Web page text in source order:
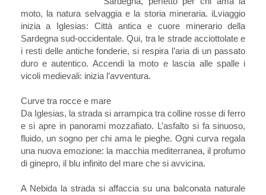
moto, la natura selvaggia e la storia mineraria. iLviaggio
inizia a Iglesias: Città antica e cuore minerario della
Sardegna sud-occidentale. Qui, tra le strade acciottolate e
i resti delle antiche fonderie, si respira l’aria di un passato
duro e autentico. Accendi la moto e lascia alle spalle i
vicoli medievali: inizia l’avventura.
Curve tra rocce e mare
Da Iglesias, la strada si arrampica tra colline rosse di ferro
e si apre in panorami mozzafiato. L’asfalto si fa sinuoso,
fluido, un sogno per chi ama le pieghe. Ogni curva regala
una nuova emozione: la macchia mediterranea, il profumo
di ginepro, il blu infinito del mare che si avvicina.
A Nebida la strada si affaccia su una balconata naturale